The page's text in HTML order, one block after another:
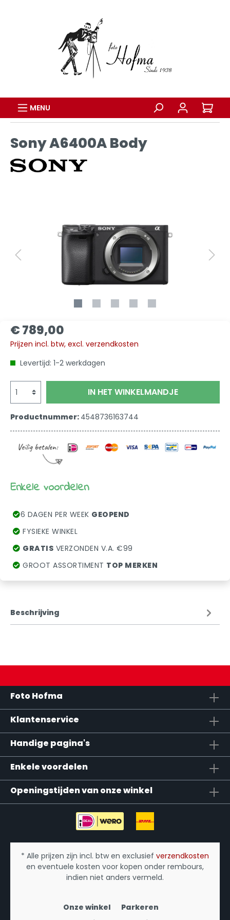
MENU
Sony A6400A Body
€ 789,00
Prijzen incl. btw, excl. verzendkosten
Levertijd: 1-2 werkdagen
IN HET WINKELMANDJE
Productnummer: 4548736163744
Enkele voordelen
6 DAGEN PER WEEK GEOPEND
FYSIEKE WINKEL
GRATIS VERZONDEN V.A. €99
GROOT ASSORTIMENT TOP MERKEN
Beschrijving
Foto Hofma
Klantenservice
Handige pagina's
Enkele voordelen
Openingstijden van onze winkel
* Alle prijzen zijn incl. btw en exclusief verzendkosten
en eventuele kosten voor kopen onder rembours,
indien niet anders vermeld.
Onze winkel
Parkeren